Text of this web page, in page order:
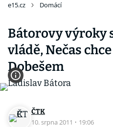
e15.cz Domácí
Bátorovy výroky
vládě, Nečas
Dobešem
ČTK
10. srpna 2011 · 19:06